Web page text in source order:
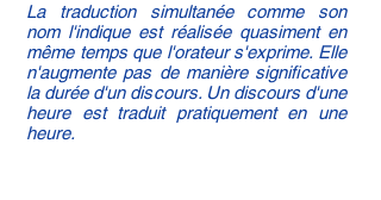
La traduction simultanée comme son
nom l'indique est réalisée quasiment en
même temps que l'orateur s'exprime. Elle
n'augmente pas de manière significative
la durée d'un discours. Un discours d'une
heure est traduit pratiquement en une
heure.